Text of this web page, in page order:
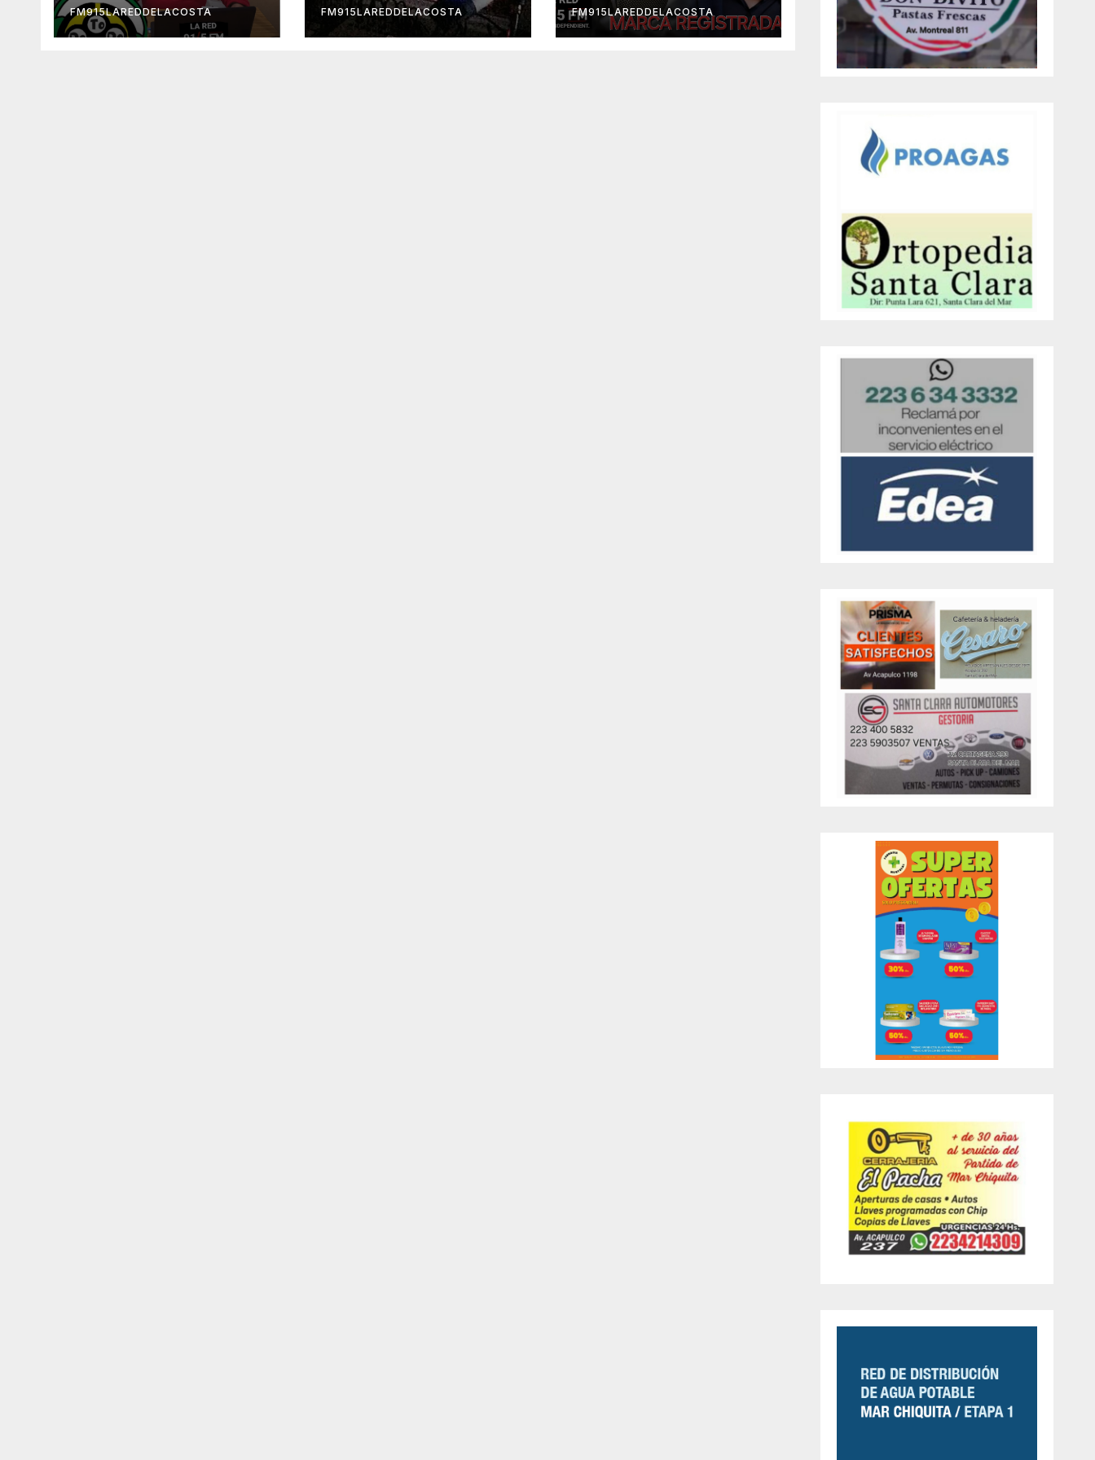
FM915LAREDDELACOSTA FM915LAREDDELACOSTA FM915LAREDDELACOSTA